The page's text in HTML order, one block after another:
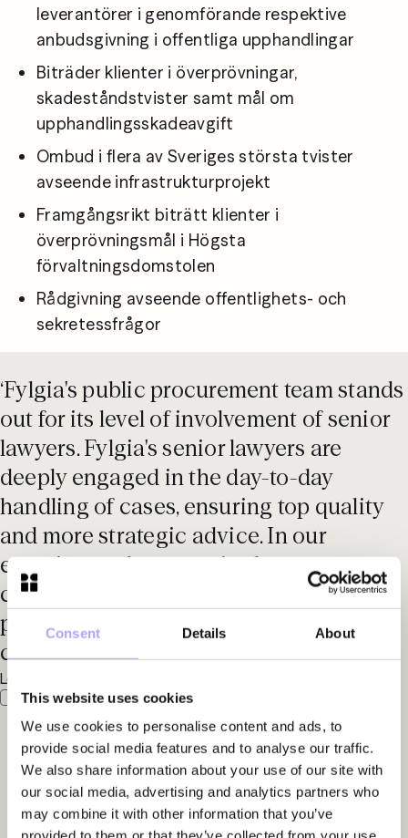
Consent Details About
This website uses cookies
We use cookies to personalise content and ads, to
provide social media features and to analyse our traffic.
We also share information about your use of our site with
our social media, advertising and analytics partners who
may combine it with other information that you’ve
leverantörer i genomförande respektive
anbudsgivning i offentliga upphandlingar
Biträder klienter i överprövningar,
skadeståndstvister samt mål om
upphandlingsskadeavgift
Ombud i flera av Sveriges största tvister
avseende infrastrukturprojekt
Framgångsrikt biträtt klienter i
överprövningsmål i Högsta
förvaltningsdomstolen
Rådgivning avseende offentlighets- och
sekretessfrågor
‘Fylgia's public procurement team stands
out for its level of involvement of senior
lawyers. Fylgia's senior lawyers are
deeply engaged in the day-to-day
handling of cases, ensuring top quality
and more strategic advice. In our
experience, the group is also more
commercially oriented than other public
procurement lawyers we've come in
contact with.'
Legal 500 EMEA, 2025